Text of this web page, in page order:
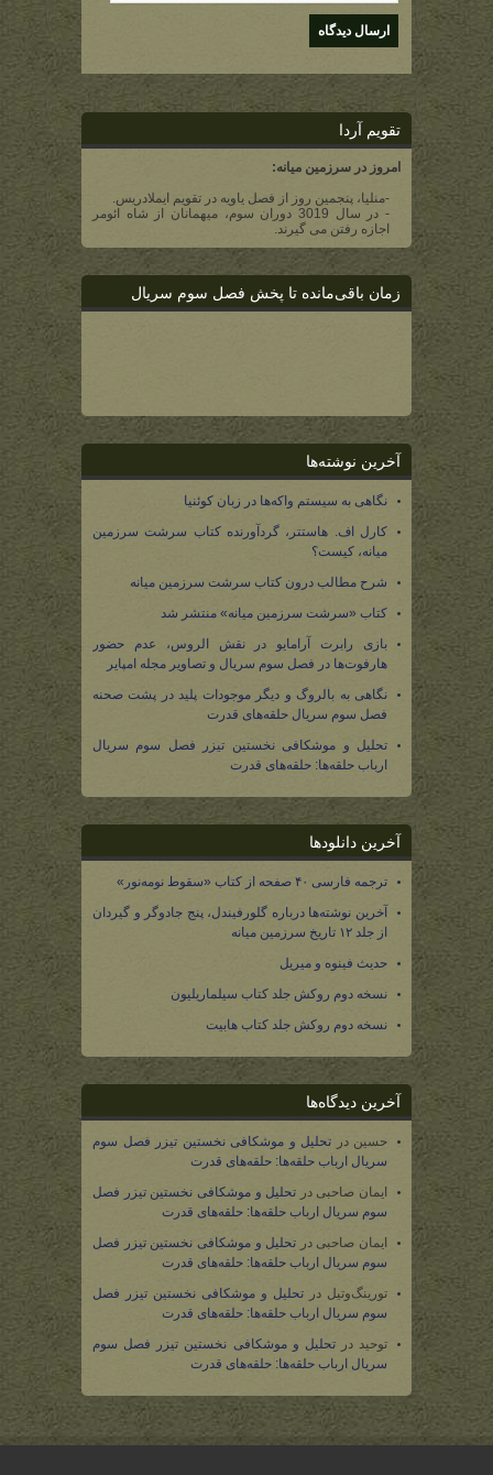
تقویم آردا
امروز در سرزمین میانه:
-منلیا، پنجمین روز از فصل یاویه در تقویم ایملادریس.
- در سال 3019 دوران سوم، میهمانان از شاه ائومر
اجازه رفتن می گیرند.
زمان باقی‌مانده تا پخش فصل سوم سریال
آخرین نوشته‌ها
نگاهی به سیستم واکه‌ها در زبان کوئنیا
کارل اف. هاستتر، گردآورنده کتاب سرشت سرزمین
میانه، کیست؟
شرح مطالب درون کتاب سرشت سرزمین میانه
کتاب «سرشت سرزمین میانه» منتشر شد
بازی رابرت آرامایو در نقش الروس، عدم حضور
هارفوت‌ها در فصل سوم سریال و تصاویر مجله امپایر
نگاهی به بالروگ و دیگر موجودات پلید در پشت صحنه
فصل سوم سریال حلقه‌های قدرت
تحلیل و موشکافی نخستین تیزر فصل سوم سریال
ارباب حلقه‌ها: حلقه‌های قدرت
آخرین دانلودها
ترجمه فارسی ۴۰ صفحه از کتاب «سقوط نومه‌نور»
آخرین نوشته‌ها درباره گلورفیندل، پنج جادوگر و گیردان
از جلد ۱۲ تاریخ سرزمین میانه
حدیث فینوه و میریل
نسخه دوم روکش جلد کتاب سیلماریلیون
نسخه دوم روکش جلد کتاب هابیت
آخرین دیدگاه‌ها
حسین در تحلیل و موشکافی نخستین تیزر فصل سوم
سریال ارباب حلقه‌ها: حلقه‌های قدرت
ایمان صاحبی در تحلیل و موشکافی نخستین تیزر فصل
سوم سریال ارباب حلقه‌ها: حلقه‌های قدرت
ایمان صاحبی در تحلیل و موشکافی نخستین تیزر فصل
سوم سریال ارباب حلقه‌ها: حلقه‌های قدرت
تورینگ‌وتیل در تحلیل و موشکافی نخستین تیزر فصل
سوم سریال ارباب حلقه‌ها: حلقه‌های قدرت
توحید درتحلیل و موشکافی نخستین تیزر فصل سوم
سریال ارباب حلقه‌ها: حلقه‌های قدرت